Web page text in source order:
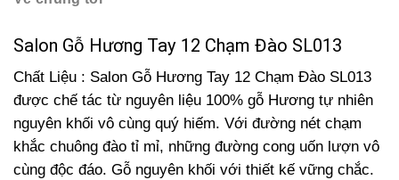
Salon Gỗ Hương Tay 12 Chạm Đào SL013
Chất Liệu : Salon Gỗ Hương Tay 12 Chạm Đào SL013
được chế tác từ nguyên liệu 100% gỗ Hương tự nhiên
nguyên khối vô cùng quý hiếm. Với đường nét chạm
khắc chuông đào tỉ mỉ, những đường cong uốn lượn vô
cùng độc đáo. Gỗ nguyên khối với thiết kế vững chắc.